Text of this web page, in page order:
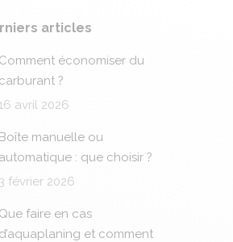
articles
Comment économiser du
carburant ?
avril 2026
Boîte manuelle ou
automatique : que choisir ?
3 février 2026
Que faire en cas
d’aquaplaning et comment